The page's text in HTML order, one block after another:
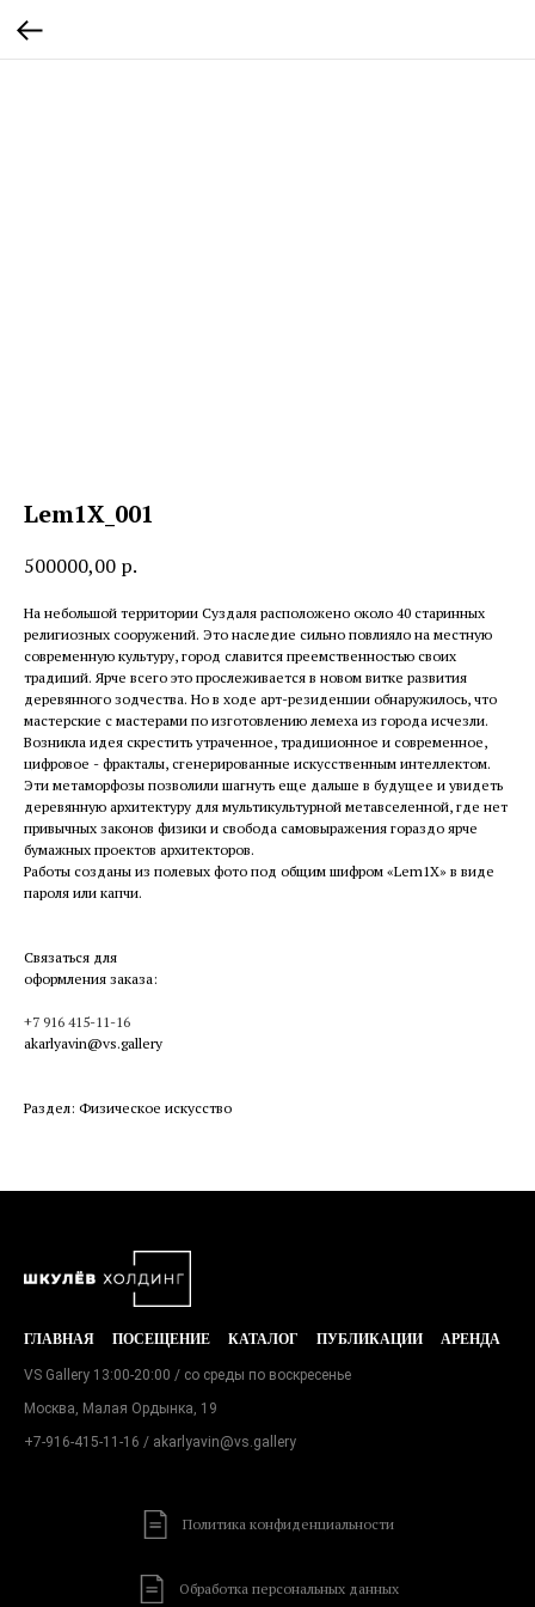
Lem1X_001
500000,00 р.
На небольшой территории Суздаля расположено около 40 старинных
религиозных сооружений. Это наследие сильно повлияло на местную
современную культуру, город славится преемственностью своих
традиций. Ярче всего это прослеживается в новом витке развития
деревянного зодчества. Но в ходе арт-резиденции обнаружилось, что
мастерские с мастерами по изготовлению лемеха из города исчезли.
Возникла идея скрестить утраченное, традиционное и современное,
цифровое - фракталы, сгенерированные искусственным интеллектом.
Эти метаморфозы позволили шагнуть еще дальше в будущее и увидеть
деревянную архитектуру для мультикультурной метавселенной, где нет
привычных законов физики и свобода самовыражения гораздо ярче
бумажных проектов архитекторов.
Работы созданы из полевых фото под общим шифром «Lem1X» в виде
пароля или капчи.
Связаться для
оформления заказа:
+7 916 415-11-16
akarlyavin@vs.gallery
Раздел: Физическое искусство
ГЛАВНАЯ ПОСЕЩЕНИЕ КАТАЛОГ ПУБЛИКАЦИИ АРЕНДА
VS Gallery 13:00-20:00 / со среды по воскресенье
Москва, Малая Ордынка, 19
+7-916-415-11-16 / akarlyavin@vs.gallery
Политика конфиденциальности
Обработка персональных данных